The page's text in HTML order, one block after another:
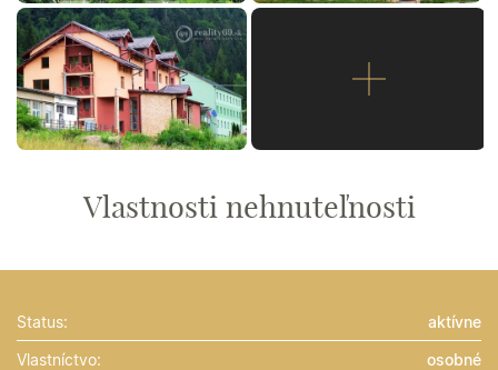
Vlastnosti nehnuteľnosti
Status:
aktívne
Vlastníctvo:
osobné